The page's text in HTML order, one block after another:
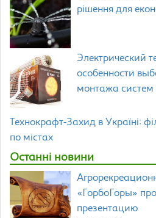
рішення для
Электрический
особенности
монтажа систем
Технокрафт-Захид в Україні:
по містах
Останні новини
«ГорбоГоры»
презентацию